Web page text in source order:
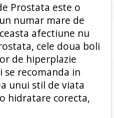
Prostata este o
numar mare de
afectiune nu
cele doua boli
de hiperplazie
recomanda in
unui stil de viata
hidratare corecta,